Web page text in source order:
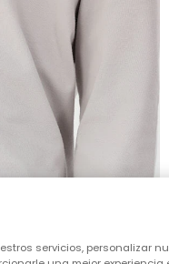
servicios, personalizar